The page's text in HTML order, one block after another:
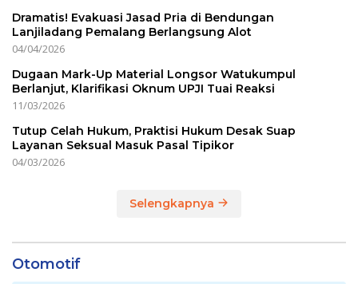
Dramatis! Evakuasi Jasad Pria di Bendungan
Lanjiladang Pemalang Berlangsung Alot
04/04/2026
Dugaan Mark-Up Material Longsor Watukumpul
Berlanjut, Klarifikasi Oknum UPJI Tuai Reaksi
11/03/2026
Tutup Celah Hukum, Praktisi Hukum Desak Suap
Layanan Seksual Masuk Pasal Tipikor
04/03/2026
Selengkapnya
Otomotif